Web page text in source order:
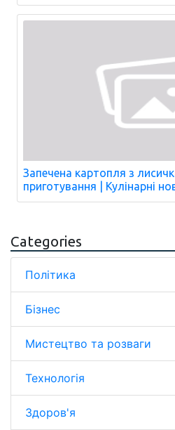
Запечена картопля з
приготування | Кулінарні
Categories
Політика
Бізнес
Мистецтво та розваги
Технологія
Здоров'я